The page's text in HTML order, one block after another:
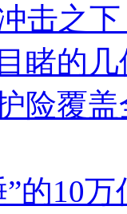
击之
睹的
险覆
”的10